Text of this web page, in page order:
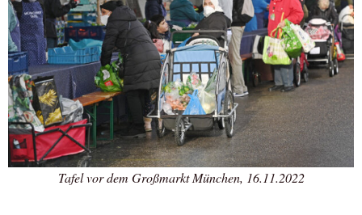
Tafel vor dem Großmarkt München, 16.11.2022